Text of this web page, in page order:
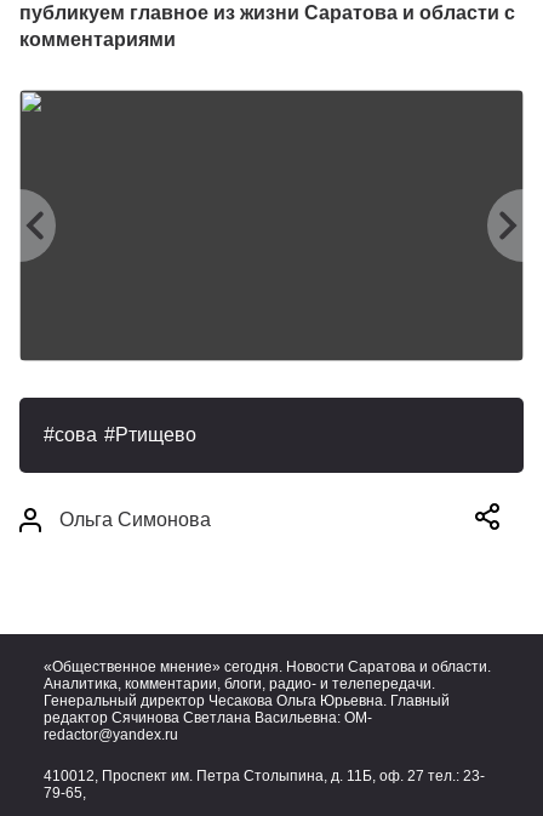
публикуем главное из жизни Саратова и области с
комментариями
сова Ртищево
Ольга Симонова
«Общественное мнение» сегодня. Новости Саратова и области.
Аналитика, комментарии, блоги, радио- и телепередачи.
Генеральный директор Чесакова Ольга Юрьевна. Главный
редактор Сячинова Светлана Васильевна: OM-
redactor@yandex.ru
410012, Проспект им. Петра Столыпина, д. 11Б, оф. 27 тел.: 23-
79-65,